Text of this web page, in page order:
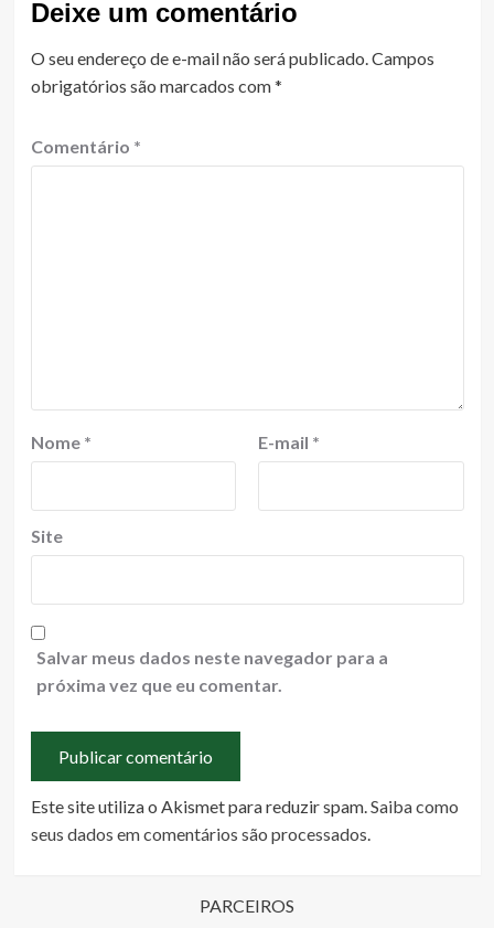
Deixe um comentário
O seu endereço de e-mail não será publicado.Campos
obrigatórios são marcados com*
Comentário *
Nome * E-mail *
Site
Salvar meus dados neste navegador para a
próxima vez que eu comentar.
Este site utiliza o Akismet para reduzir spam.Saiba como
seus dados em comentários são processados.
PARCEIROS